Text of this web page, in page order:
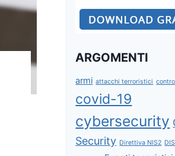
ARGOMENTI
armi attacchi terroristici
covid-19
cybersecurity
Security Direttiva NIS2 DIS